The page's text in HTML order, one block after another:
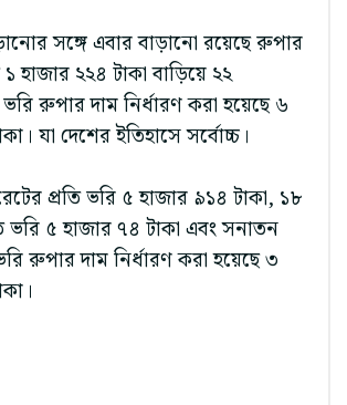
সঙ্গে এবার বাড়ানো রয়েছে রুপার
হাজার ২২৪ টাকা বাড়িয়ে ২২
রুপার দাম নির্ধারণ করা হয়েছে ৬
যা দেশের ইতিহাসে সর্বোচ্চ।
প্রতি ভরি ৫ হাজার ৯১৪ টাকা, ১৮
ভরি ৫ হাজার ৭৪ টাকা এবং সনাতন
রুপার দাম নির্ধারণ করা হয়েছে ৩